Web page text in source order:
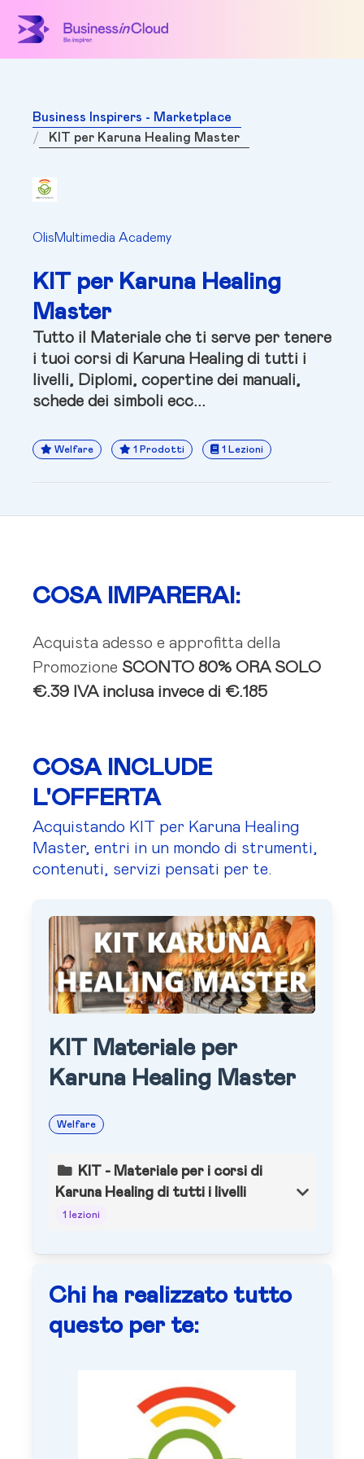
Business Inspirers - Marketplace
KIT per Karuna Healing Master
OlisMultimedia Academy
KIT per Karuna Healing
Master
Tutto il Materiale che ti serve per tenere
i tuoi corsi di Karuna Healing di tutti i
livelli, Diplomi, copertine dei manuali,
schede dei simboli ecc...
Welfare 1 Prodotti 1 Lezioni
COSA IMPARERAI:
Acquista adesso e approfitta della
Promozione SCONTO 80% ORA SOLO
€.39 IVA inclusa invece di €.185
COSA INCLUDE
L'OFFERTA
Acquistando KIT per Karuna Healing
Master, entri in un mondo di strumenti,
contenuti, servizi pensati per te.
KIT Materiale per
Karuna Healing Master
Welfare
KIT - Materiale per i corsi di
Karuna Healing di tutti i livelli
1 lezioni
Chi ha realizzato tutto
questo per te: